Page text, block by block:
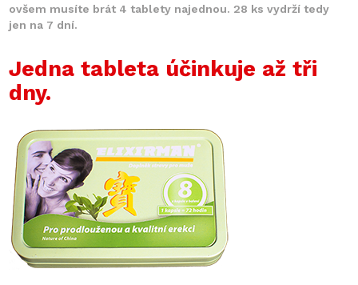
ovšem musíte brát 4 tablety najednou. 28 ks vydrží tedy
jen na 7 dní.
Jedna tableta účinkuje až tři
dny.